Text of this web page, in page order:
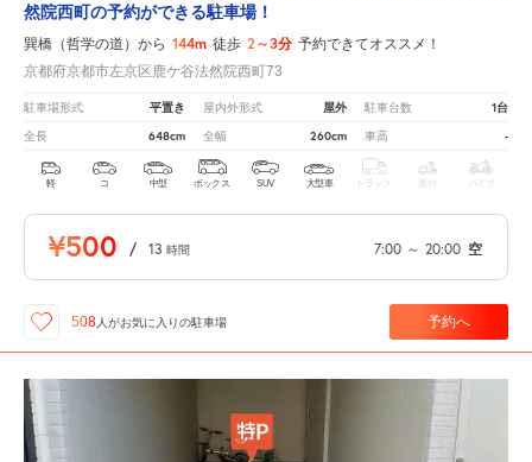
然院西町の予約ができる駐車場！
巽橋（哲学の道）から 144m 徒歩 2～3分 予約できてオススメ！
京都府京都市左京区鹿ケ谷法然院西町73
駐車場形式 平置き 屋内外形式 屋外 駐車台数 1台
全長 648cm 全幅 260cm 車高 -
軽 コ 中型 ボックス SUV 大型車 トラック 原付 バイク
¥500 / 13 時間 7:00 ～ 20:00 空
508人がお気に入りの駐車場 予約へ